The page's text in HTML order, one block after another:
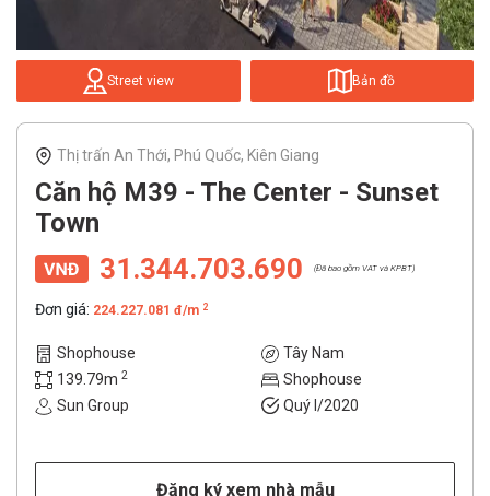
Street view Bản đồ
Thị trấn An Thới, Phú Quốc, Kiên Giang
Căn hộ M39 - The Center - Sunset
Town
31.344.703.690 (Đã bao gồm VAT và KPBT)
Đơn giá: 224.227.081 đ/m 2
Shophouse
Tây Nam
139.79m 2
Shophouse
Sun Group
Quý I/2020
Đăng ký xem nhà mẫu